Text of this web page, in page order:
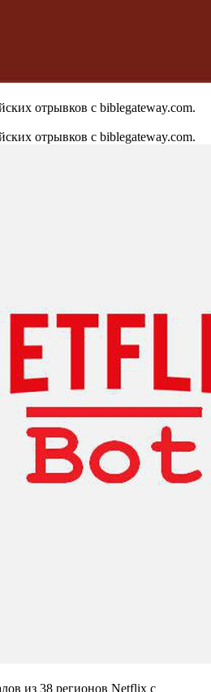
отрывков с biblegateway.com.
отрывков с biblegateway.com.
из 38 регионов Netflix с